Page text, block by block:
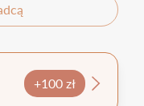
+100 zł